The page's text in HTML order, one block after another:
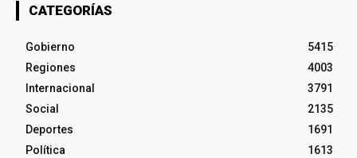
CATEGORÍAS
Gobierno
5415
Regiones
4003
Internacional
3791
Social
2135
Deportes
1691
Política
1613